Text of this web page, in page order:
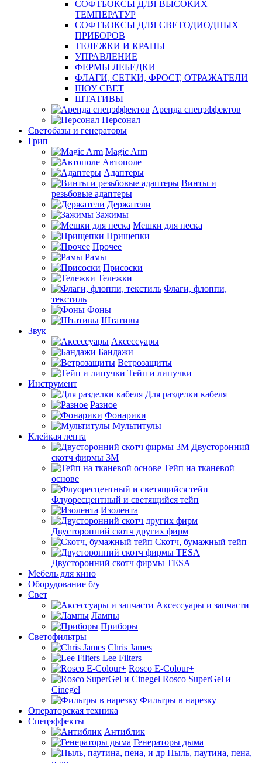
СОФТБОКСЫ ДЛЯ ВЫСОКИХ
ТЕМПЕРАТУР
СОФТБОКСЫ ДЛЯ СВЕТОДИОДНЫХ
ПРИБОРОВ
ТЕЛЕЖКИ И КРАНЫ
УПРАВЛЕНИЕ
ФЕРМЫ ЛЕБЕДКИ
ФЛАГИ, СЕТКИ, ФРОСТ, ОТРАЖАТЕЛИ
ШОУ СВЕТ
ШТАТИВЫ
Аренда спецэффектов
Персонал
Светобазы и генераторы
Грип
Magic Arm
Автополе
Адаптеры
Винты и
резьбовые адаптеры
Держатели
Зажимы
Мешки для песка
Прищепки
Прочее
Рамы
Присоски
Тележки
Флаги, флоппи,
текстиль
Фоны
Штативы
Звук
Аксессуары
Бандажи
Ветрозащиты
Тейп и липучки
Инструмент
Для разделки кабеля
Разное
Фонарики
Мультитулы
Клейкая лента
Двусторонний
скотч фирмы 3M
Тейп на тканевой
основе
Флуоресцентный и светящийся тейп
Изолента
Двусторонний скотч других фирм
Скотч, бумажный тейп
Двусторонний скотч фирмы TESA
Мебель для кино
Оборудование б/у
Свет
Аксессуары и запчасти
Лампы
Приборы
Светофильтры
Chris James
Lee Filters
Rosco E-Colour+
Rosco SuperGel и
Cinegel
Фильтры в нарезку
Операторская техника
Спецэффекты
Антиблик
Генераторы дыма
Пыль, паутина, пена,